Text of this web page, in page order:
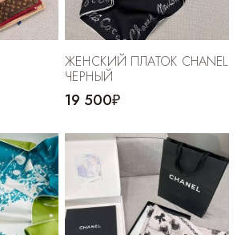
ЖЕНСКИЙ ПЛАТОК CHANEL
ЧЕРНЫЙ
19 500₽